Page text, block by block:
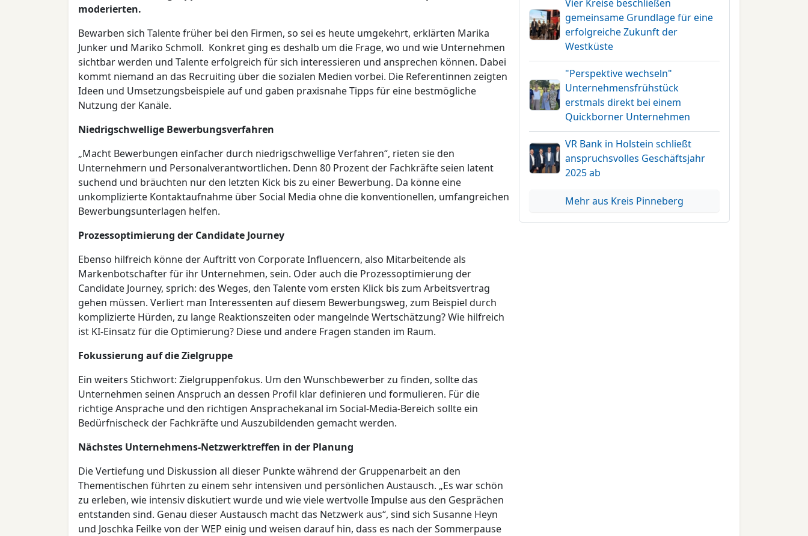
moderierten.
Bewarben sich Talente früher bei den Firmen, so sei es heute umgekehrt, erklärten Marika
Junker und Mariko Schmoll. Konkret ging es deshalb um die Frage, wo und wie Unternehmen
sichtbar werden und Talente erfolgreich für sich interessieren und ansprechen können. Dabei
kommt niemand an das Recruiting über die sozialen Medien vorbei. Die Referentinnen zeigten
Ideen und Umsetzungsbeispiele auf und gaben praxisnahe Tipps für eine bestmögliche
Nutzung der Kanäle.
Niedrigschwellige Bewerbungsverfahren
„Macht Bewerbungen einfacher durch niedrigschwellige Verfahren“, rieten sie den
Unternehmern und Personalverantwortlichen. Denn 80 Prozent der Fachkräfte seien latent
suchend und bräuchten nur den letzten Kick bis zu einer Bewerbung. Da könne eine
unkomplizierte Kontaktaufnahme über Social Media ohne die konventionellen, umfangreichen
Bewerbungsunterlagen helfen.
Prozessoptimierung der Candidate Journey
Ebenso hilfreich könne der Auftritt von Corporate Influencern, also Mitarbeitende als
Markenbotschafter für ihr Unternehmen, sein. Oder auch die Prozessoptimierung der
Candidate Journey, sprich: des Weges, den Talente vom ersten Klick bis zum Arbeitsvertrag
gehen müssen. Verliert man Interessenten auf diesem Bewerbungsweg, zum Beispiel durch
komplizierte Hürden, zu lange Reaktionszeiten oder mangelnde Wertschätzung? Wie hilfreich
ist KI-Einsatz für die Optimierung? Diese und andere Fragen standen im Raum.
Fokussierung auf die Zielgruppe
Ein weiters Stichwort: Zielgruppenfokus. Um den Wunschbewerber zu finden, sollte das
Unternehmen seinen Anspruch an dessen Profil klar definieren und formulieren. Für die
richtige Ansprache und den richtigen Ansprachekanal im Social-Media-Bereich sollte ein
Bedürfnischeck der Fachkräfte und Auszubildenden gemacht werden.
Nächstes Unternehmens-Netzwerktreffen in der Planung
Die Vertiefung und Diskussion all dieser Punkte während der Gruppenarbeit an den
Thementischen führten zu einem sehr intensiven und persönlichen Austausch. „Es war schön
zu erleben, wie intensiv diskutiert wurde und wie viele wertvolle Impulse aus den Gesprächen
entstanden sind. Genau dieser Austausch macht das Netzwerk aus“, sind sich Susanne Heyn
und Joschka Feilke von der WEP einig und weisen darauf hin, dass es nach der Sommerpause
Vier Kreise beschließen
gemeinsame Grundlage für eine
erfolgreiche Zukunft der
Westküste
"Perspektive wechseln"
Unternehmensfrühstück
erstmals direkt bei einem
Quickborner Unternehmen
VR Bank in Holstein schließt
anspruchsvolles Geschäftsjahr
2025 ab
Mehr aus Kreis Pinneberg